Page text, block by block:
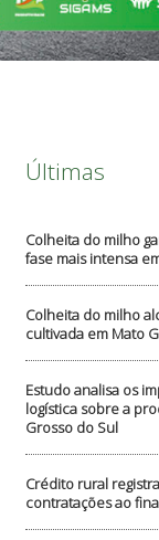
Últimas
Colheita do milho
fase mais intensa
Colheita do milho
cultivada em Mato
Estudo analisa os
logística sobre a
Grosso do Sul
Crédito rural
contratações ao